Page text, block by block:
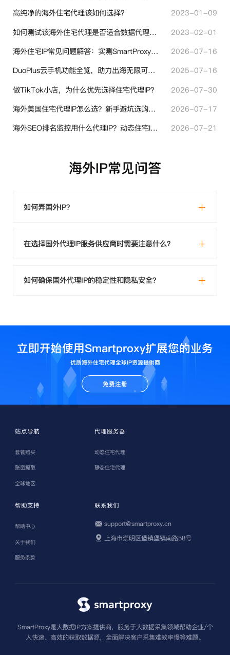
高纯净的海外住宅代理该如何选择？
2023-01-09
如何测试该海外住宅代理是否适合数据代理使用？
2023-02-01
海外住宅IP常见问题解答：实测SmartProxy使用经验分享
2026-07-16
DuoPlus云手机功能全览，助力出海无限可能！
2025-07-16
做TikTok小店，为什么优先选择住宅代理IP？
2026-07-30
海外美国住宅代理IP怎么选？新手避坑选购指南
2026-07-17
海外SEO排名监控用什么代理IP？动态住宅IP与静态住宅IP怎么选
2026-07-21
海外IP常见问答
如何弄国外IP？
在选择国外代理IP服务供应商时需要注意什么？
如何确保国外代理IP的稳定性和隐私安全？
立即开始使用Smartproxy扩展您的业务
优质海外住宅代理全球IP资源提供商
免费注册
站点导航
套餐购买
账密提取
全球地区
代理服务器
动态住宅代理
静态住宅代理
帮助支持
帮助中心
关于我们
服务条款
联系我们
support@smartproxy.cn
上海市崇明区堡镇堡镇南路58号
SmartProxy是大数据IP方案提供商，服务于大数据采集领域帮助企业/个
人快速、高效的获取数据源，全面解决客户采集难效率慢等难题。